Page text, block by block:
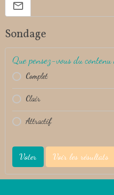
Sondage
Que pensez-vous du
Complet
Clair
Attractif
Voter Voir les résultats